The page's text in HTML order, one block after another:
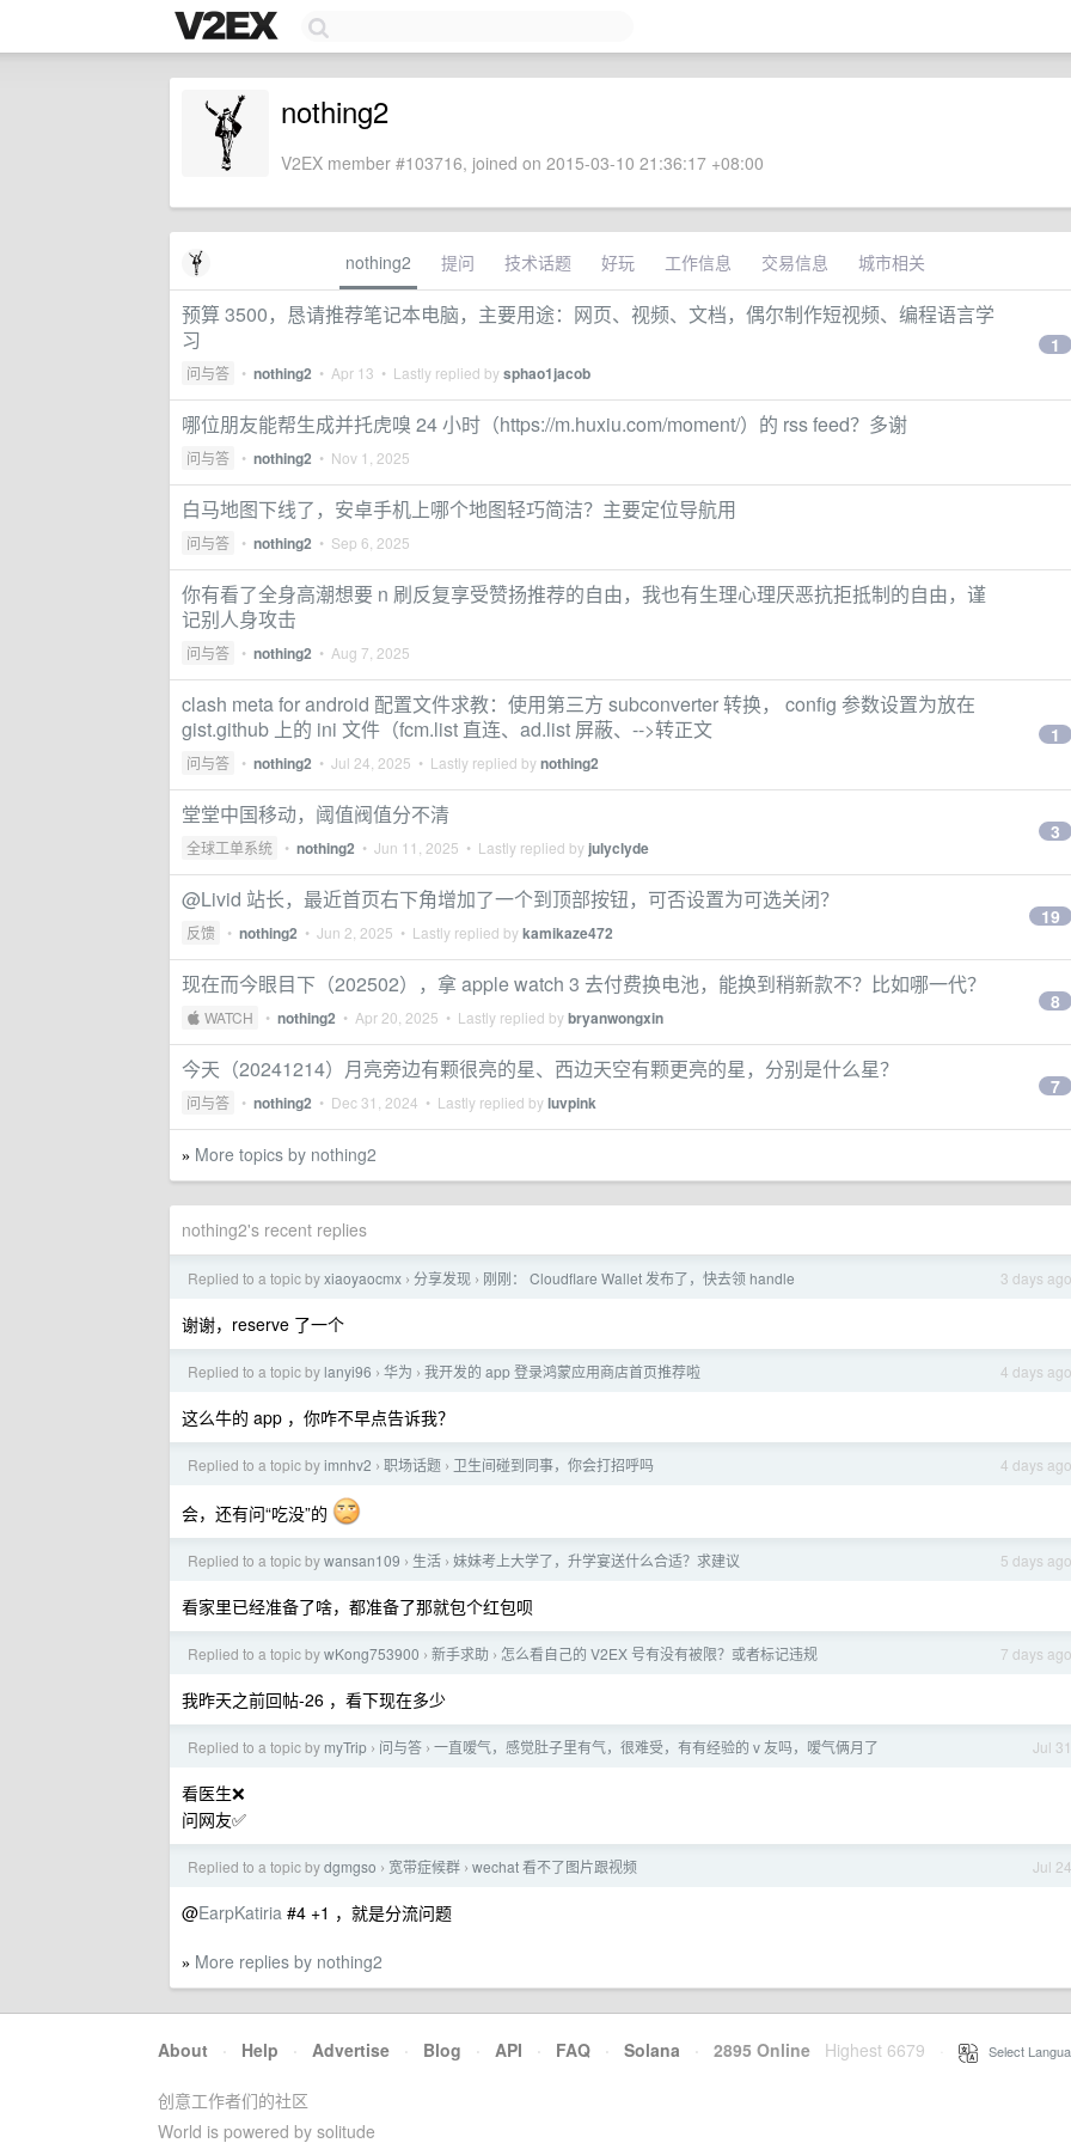
nothing2
V2EX member #103716, joined on 2015-03-10 21:36:17 +08:00
nothing2 提问 技术话题 好玩 工作信息 交易信息 城市相关
预算 3500，恳请推荐笔记本电脑，主要用途：网页、视频、文档，偶尔制作短视频、编程语言学
习
问与答 • nothing2 • Apr 13 • Lastly replied bysphao1jacob
1
哪位朋友能帮生成并托虎嗅 24 小时（https://m.huxiu.com/moment/）的 rss feed？多谢
问与答 • nothing2 • Nov 1, 2025
白马地图下线了，安卓手机上哪个地图轻巧简洁？主要定位导航用
问与答 • nothing2 • Sep 6, 2025
你有看了全身高潮想要 n 刷反复享受赞扬推荐的自由，我也有生理心理厌恶抗拒抵制的自由，谨
记别人身攻击
问与答 • nothing2 • Aug 7, 2025
clash meta for android 配置文件求教：使用第三方 subconverter 转换， config 参数设置为放在
gist.github 上的 ini 文件（fcm.list 直连、ad.list 屏蔽、-->转正文
问与答 • nothing2 • Jul 24, 2025 • Lastly replied bynothing2
1
堂堂中国移动，阈值阀值分不清
全球工单系统 • nothing2 • Jun 11, 2025 • Lastly replied by julyclyde
3
@Livid 站长，最近首页右下角增加了一个到顶部按钮，可否设置为可选关闭？
反馈 • nothing2 • Jun 2, 2025 • Lastly replied bykamikaze472
19
现在而今眼目下（202502），拿 apple watch 3 去付费换电池，能换到稍新款不？比如哪一代？
 WATCH • nothing2 • Apr 20, 2025 • Lastly replied bybryanwongxin
8
今天（20241214）月亮旁边有颗很亮的星、西边天空有颗更亮的星，分别是什么星？
问与答 • nothing2 • Dec 31, 2024 • Lastly replied byluvpink
7
» More topics by nothing2
nothing2's recent replies
3 days ago
Replied to a topic byxiaoyaocmx › 分享发现 › 刚刚： Cloudflare Wallet 发布了，快去领 handle
谢谢，reserve 了一个
4 days ago
Replied to a topic by lanyi96 › 华为 › 我开发的 app 登录鸿蒙应用商店首页推荐啦
这么牛的 app ，你咋不早点告诉我？
4 days ago
Replied to a topic byimnhv2 › 职场话题 › 卫生间碰到同事，你会打招呼吗
会，还有问“吃没”的
5 days ago
Replied to a topic bywansan109 › 生活 › 妹妹考上大学了，升学宴送什么合适？求建议
看家里已经准备了啥，都准备了那就包个红包呗
7 days ago
Replied to a topic bywKong753900 › 新手求助 › 怎么看自己的 V2EX 号有没有被限？或者标记违规
我昨天之前回帖-26 ，看下现在多少
Jul 31
Replied to a topic by myTrip › 问与答 › 一直嗳气，感觉肚子里有气，很难受，有有经验的 v 友吗，嗳气俩月了
看医生❌
问网友✅
Jul 24
Replied to a topic bydgmgso › 宽带症候群 › wechat 看不了图片跟视频
@EarpKatiria #4 +1 ，就是分流问题
» More replies by nothing2
About · Help · Advertise · Blog · API · FAQ · Solana · 2895 Online Highest 6679 Select
创意工作者们的社区
World is powered by solitude